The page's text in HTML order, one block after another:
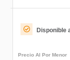
Disponible
Precio Al Por Menor